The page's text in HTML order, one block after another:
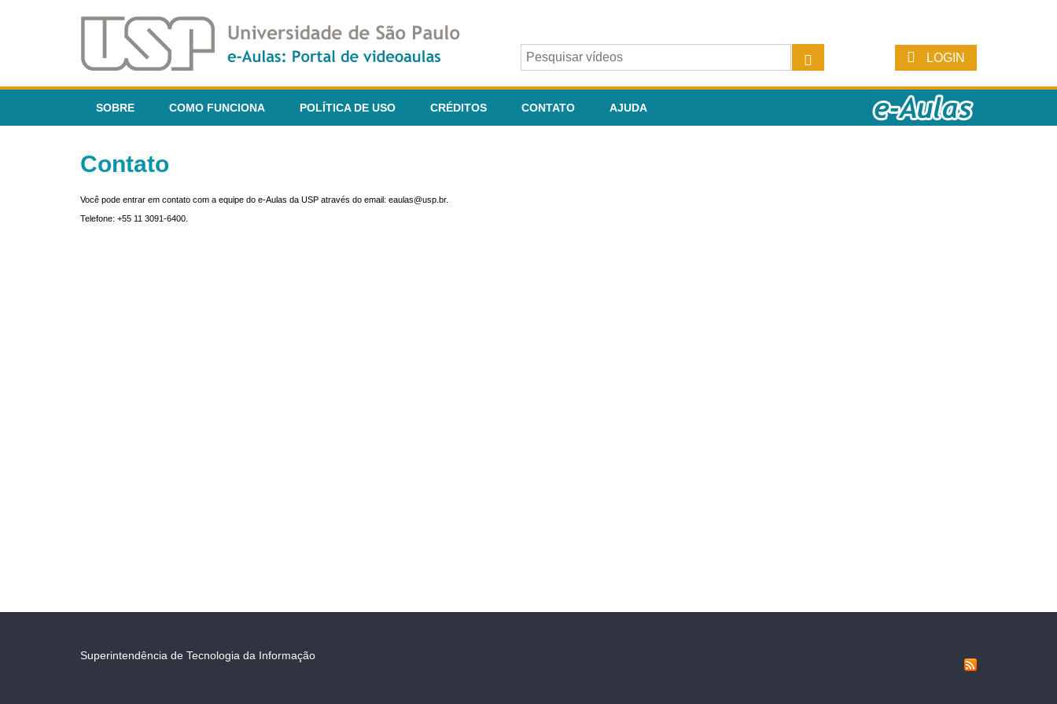
LOGIN
SOBRE COMO FUNCIONA POLÍTICA DE USO CRÉDITOS CONTATO AJUDA
Contato
Você pode entrar em contato com a equipe do e-Aulas da USP através do email: eaulas@usp.br.
Telefone: +55 11 3091-6400.
Superintendência de Tecnologia da Informação